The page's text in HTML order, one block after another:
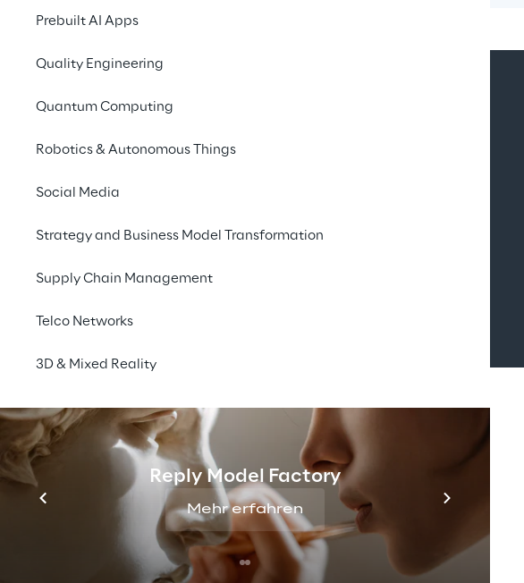
Prebuilt AI Apps
Quality Engineering
Quantum Computing
Robotics & Autonomous Things
Social Media
Strategy and Business Model Transformation
Supply Chain Management
Telco Networks
3D & Mixed Reality
Reply Model Factory
Mehr erfahren
Anwendungsbeispiele
SaaS-Ansatz
Die Lösung